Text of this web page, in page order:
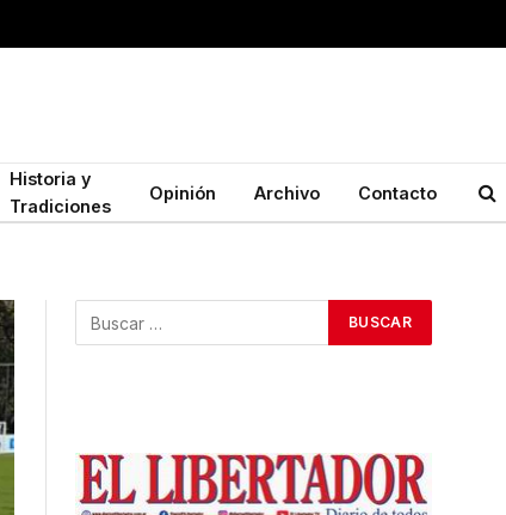
Historia y
Tradiciones
Opinión Archivo Contacto